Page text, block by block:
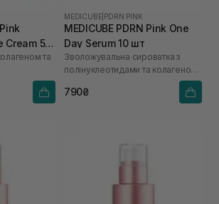
Cream 55
та
MEDICUBE PDRN PINK
MEDICUBE PDRN Pink One
Day Serum 10 шт
Зволожувальна сироватка з
полінуклеотидами та колагеном
790₴